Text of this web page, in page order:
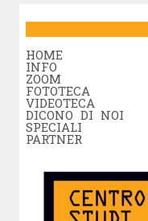
HOME
INFO
ZOOM
FOTOTECA
VIDEOTECA
DICONO DI NOI
SPECIALI
PARTNER